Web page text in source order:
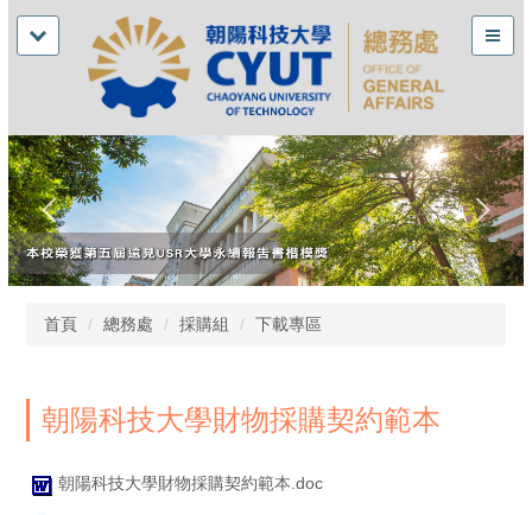
首頁 總務處 採購組 下載專區
朝陽科技大學財物採購契約範本
朝陽科技大學財物採購契約範本.doc